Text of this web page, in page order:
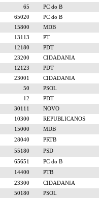
65
PC do B
65020
PC do B
15800
MDB
13113
PT
12180
PDT
23200
CIDADANIA
12123
PDT
23001
CIDADANIA
50
PSOL
12
PDT
30111
NOVO
10300
REPUBLICANOS
15000
MDB
28040
PRTB
55180
PSD
65651
PC do B
14400
PTB
23300
CIDADANIA
50180
PSOL